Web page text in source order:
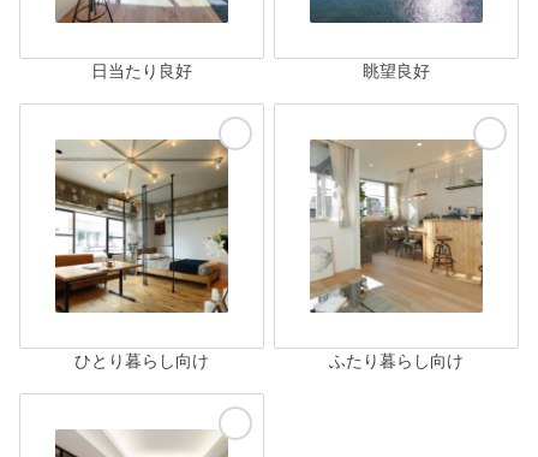
日当たり良好 眺望良好
ひとり暮らし向け ふたり暮らし向け